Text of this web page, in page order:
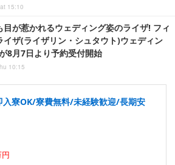
15:10
目が惹かれるウェディング姿のライザ! フィ
イザ(ライザリン・シュタウト)ウェディン
8月7日より予約受付開始
10:15
入寮OK/寮費無料/未経験歓迎/長期安